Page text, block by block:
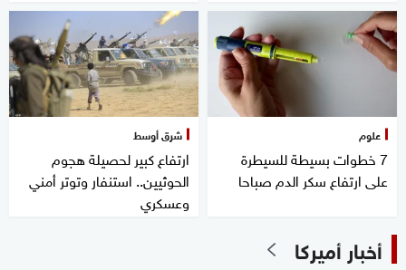
علوم
7 خطوات بسيطة للسيطرة
على ارتفاع سكر الدم صباحا
شرق أوسط
ارتفاع كبير لحصيلة هجوم
الحوثيين.. استنفار وتوتر أمني
وعسكري
أخبار أميركا